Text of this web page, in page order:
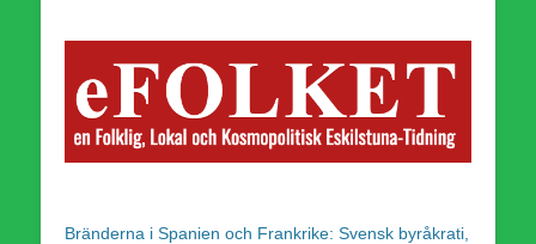
Bränderna i Spanien och Frankrike: Svensk byråkrati,